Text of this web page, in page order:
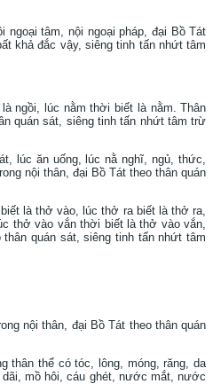
ngoại tâm, nội ngoại pháp, đại Bồ Tát
khả đắc vậy, siêng tinh tấn nhứt tâm
ngồi, lúc nằm thời biết là nằm. Thân
quán sát, siêng tinh tấn nhứt tâm trừ
lúc ăn uống, lúc nằ nghĩ, ngủ, thức,
nội thân, đại Bồ Tát theo thân quán
là thở vào, lúc thở ra biết là thở ra,
thở vào vắn thời biết là thở vào vắn,
quán sát, siêng tinh tấn nhứt tâm
nội thân, đại Bồ Tát theo thân quán
thân thể có tóc, lông, móng, răng, da
mồ hôi, cáu ghét, nước mắt, nước